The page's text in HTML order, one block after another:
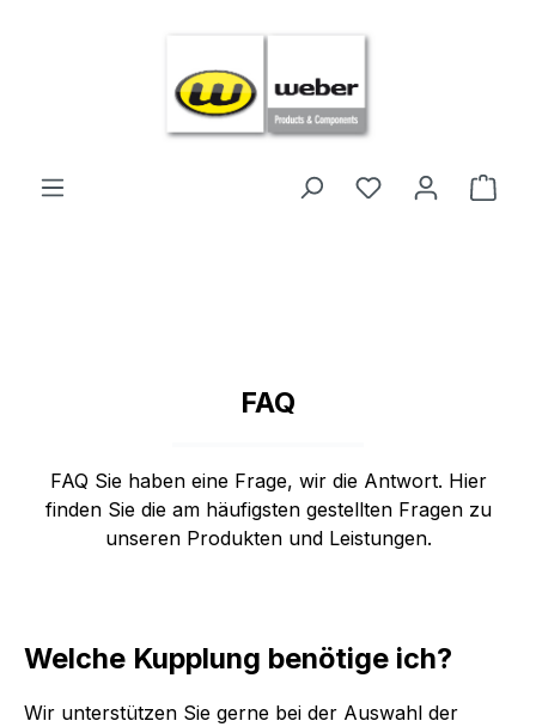
FAQ
FAQ Sie haben eine Frage, wir die Antwort. Hier
finden Sie die am häufigsten gestellten Fragen zu
unseren Produkten und Leistungen.
Welche Kupplung benötige ich?
Wir unterstützen Sie gerne bei der Auswahl der